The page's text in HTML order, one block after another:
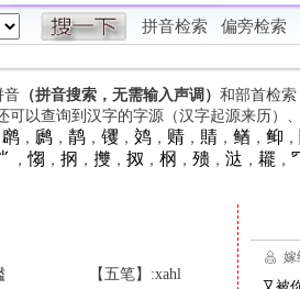
拼音检索 偏旁检索
音（拼音搜索，无需输入声调） 和部首检
以查询到汉字的字源（汉字起源来历）
䴙， 䴘， 䴖， 䦆， 䴔， 䞍， 䝼， 䲡 ， 䲟 ，
， 㥮 ， 㧏 ， 㩳， 㧐 ， 㭎 ， 㱮， 㳠 ， 䎱 ，
【五笔】:xahl